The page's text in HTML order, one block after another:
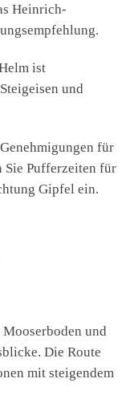
Heinrich-
ist
und
für
Sie Pufferzeiten für
Gipfel ein.
und
Die Route
mit steigendem